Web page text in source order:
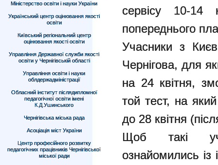
Міністерство освіти і науки України
Український центр оцінювання якості
освіти
Київський регіональний центр
оцінювання якості освіти
Управління Державної служби якості
освіти у Чернігівській області
Управління освіти і науки
облдержадміністрації
Обласний інститут післядипломної
педагогічної освіти імені
К.Д.Ушинського
Чернігівська міська рада
Асоціація міст України
Центр професійного розвитку
педагогічних працівників Чернігівської
міської ради
сервісу 10-14
попереднього
Учасники з
Чернігова, для
на 24 квітня,
той тест, на
до 28 квітня
Щоб такі
ознайомились